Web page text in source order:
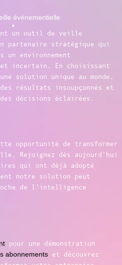
événementielle
un outil de veille
partenaire stratégique qui
un environnement
et incertain. En choisissant
solution unique au monde,
résultats insoupçonnés et
décisions éclairées.
opportunité de transformer
Rejoignez dès aujourd’hui
qui ont déjà adopté
notre solution peut
de l’intelligence
pour une démonstration
abonnements et découvrez